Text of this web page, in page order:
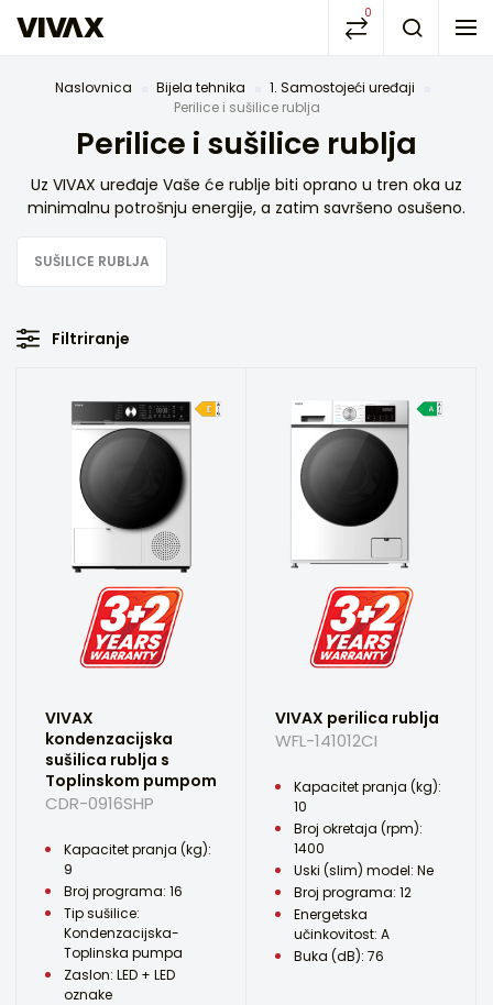
0
Naslovnica Bijela tehnika
1. Samostojeći uređaji
Perilice i sušilice rublja
Perilice i sušilice rublja
Uz VIVAX uređaje Vaše će rublje biti oprano u tren oka uz
minimalnu potrošnju energije, a zatim savršeno osušeno.
SUŠILICE RUBLJA
Filtriranje
VIVAX
kondenzacijska
sušilica rublja s
Toplinskom pumpom
CDR-0916SHP
Kapacitet pranja (kg):
9
Broj programa: 16
Tip sušilice:
Kondenzacijska-
Toplinska pumpa
Zaslon: LED + LED
oznake
VIVAX perilica rublja
WFL-141012CI
Kapacitet pranja (kg):
10
Broj okretaja (rpm):
1400
Uski (slim) model: Ne
Broj programa: 12
Energetska
učinkovitost: A
Buka (dB): 76